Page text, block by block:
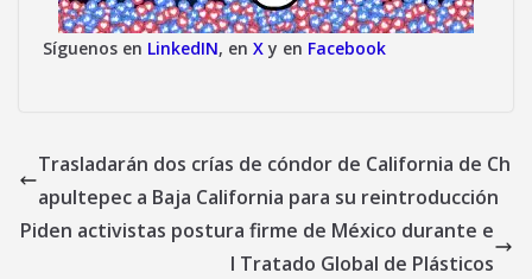
Síguenos en LinkedIN, en X y en Facebook
Trasladarán dos crías de cóndor de California de Ch
apultepec a Baja California para su reintroducción
Piden activistas postura firme de México durante e
l Tratado Global de Plásticos